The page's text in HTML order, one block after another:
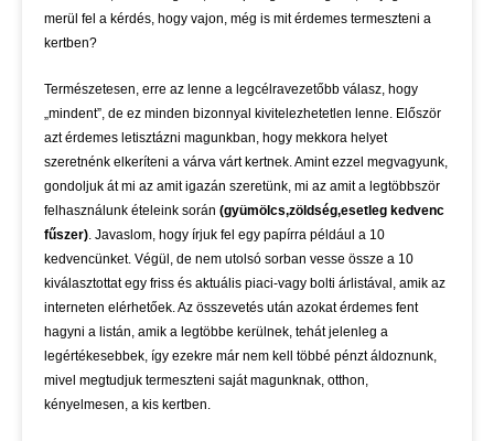
merül fel a kérdés, hogy vajon, még is mit érdemes termeszteni a
kertben?
Természetesen, erre az lenne a legcélravezetőbb válasz, hogy
„mindent”, de ez minden bizonnyal kivitelezhetetlen lenne. Először
azt érdemes letisztázni magunkban, hogy mekkora helyet
szeretnénk elkeríteni a várva várt kertnek. Amint ezzel megvagyunk,
gondoljuk át mi az amit igazán szeretünk, mi az amit a legtöbbször
felhasználunk ételeink során (gyümölcs,zöldség,esetleg kedvenc
fűszer). Javaslom, hogy írjuk fel egy papírra például a 10
kedvencünket. Végül, de nem utolsó sorban vesse össze a 10
kiválasztottat egy friss és aktuális piaci-vagy bolti árlistával, amik az
interneten elérhetőek. Az összevetés után azokat érdemes fent
hagyni a listán, amik a legtöbbe kerülnek, tehát jelenleg a
legértékesebbek, így ezekre már nem kell többé pénzt áldoznunk,
mivel megtudjuk termeszteni saját magunknak, otthon,
kényelmesen, a kis kertben.